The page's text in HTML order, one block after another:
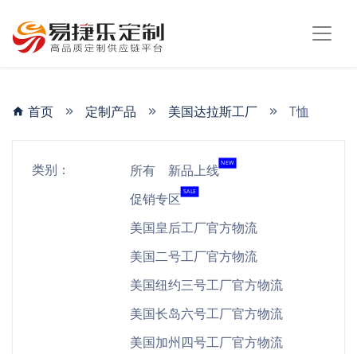
首页 定制产品 美国达拉斯工厂 T恤
类别： 所有 新品上线 NEW
促销专区 SALE
美国皇后工厂官方物流
美国二号工厂官方物流
美国纽约三号工厂官方物流
美国长岛六号工厂官方物流
美国加州四号工厂官方物流